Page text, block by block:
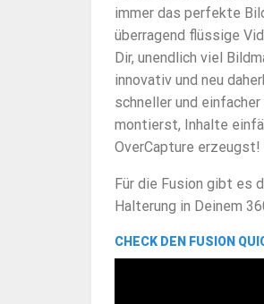
immer das perfekte
überragend flüssige
Dir, unendlich viel
innovativ und neu
schneller und
montierst, Inhalte
OverCapture erzeugst!
Für die Fusion gibt es
Halterung in Deinem
CHECK DEN FUSION